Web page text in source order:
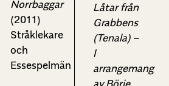
Norrbaggar
(2011)
Stråklekare
och
Essespelmän
Låtar från
Grabbens
(Tenala) –
I
arrangemang